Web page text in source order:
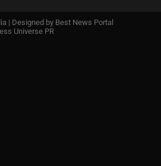
| Designed by Best News Portal
Universe PR